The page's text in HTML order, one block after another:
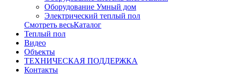
Оборудование Умный дом
Электрический теплый пол
Смотреть весьКаталог
Теплый пол
Видео
Объекты
ТЕХНИЧЕСКАЯ ПОДДЕРЖКА
Контакты